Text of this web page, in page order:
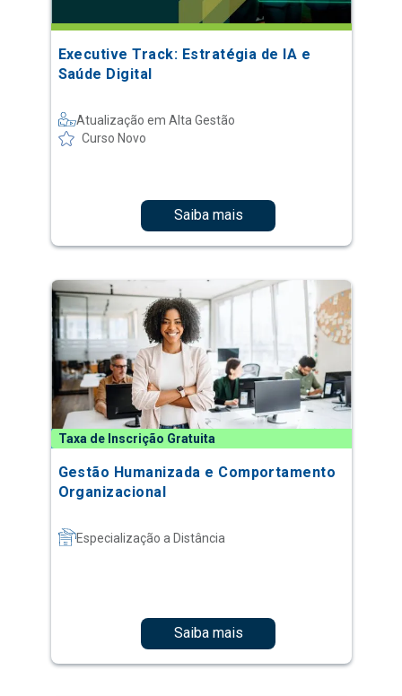
Executive Track: Estratégia de IA e
Saúde Digital
Atualização em Alta Gestão
Curso Novo
Saiba mais
Taxa de Inscrição Gratuita
Gestão Humanizada e Comportamento
Organizacional
Especialização a Distância
Saiba mais